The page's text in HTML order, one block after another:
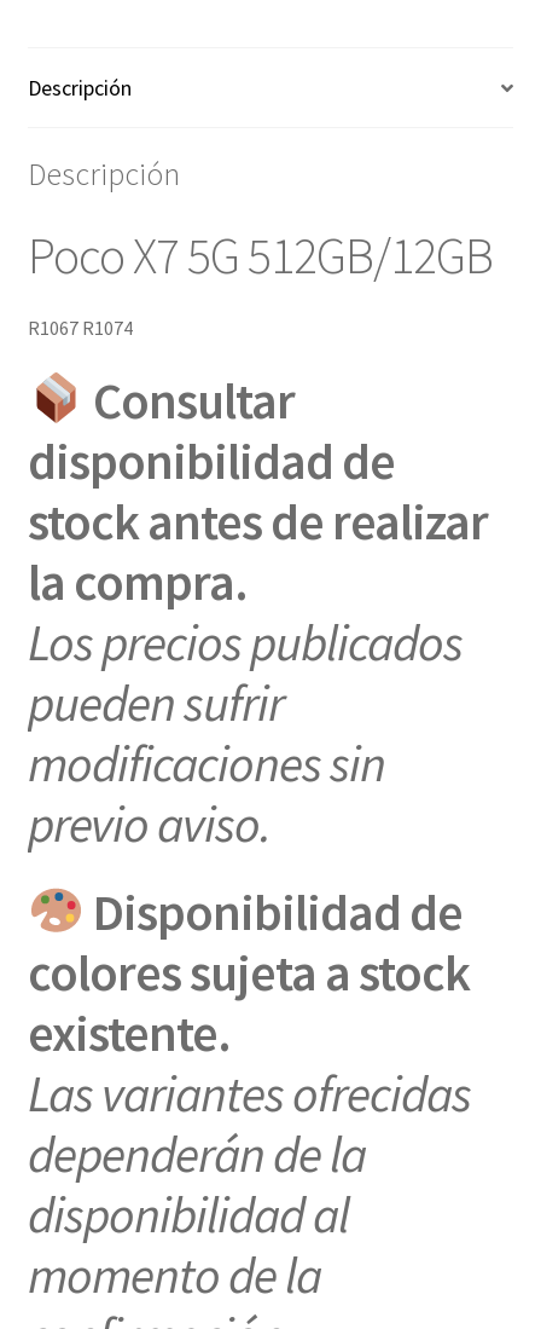
Descripción
Descripción
Poco X7 5G 512GB/12GB
R1067 R1074
Consultar
disponibilidad de
stock antes de realizar
la compra.
Los precios publicados
pueden sufrir
modificaciones sin
previo aviso.
Disponibilidad de
colores sujeta a stock
existente.
Las variantes ofrecidas
dependerán de la
disponibilidad al
momento de la